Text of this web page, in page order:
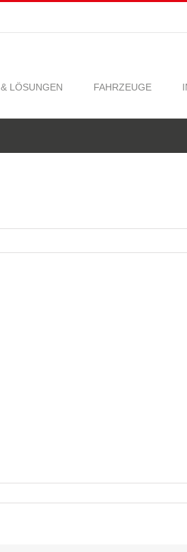
LÖSUNGEN FAHRZEUGE